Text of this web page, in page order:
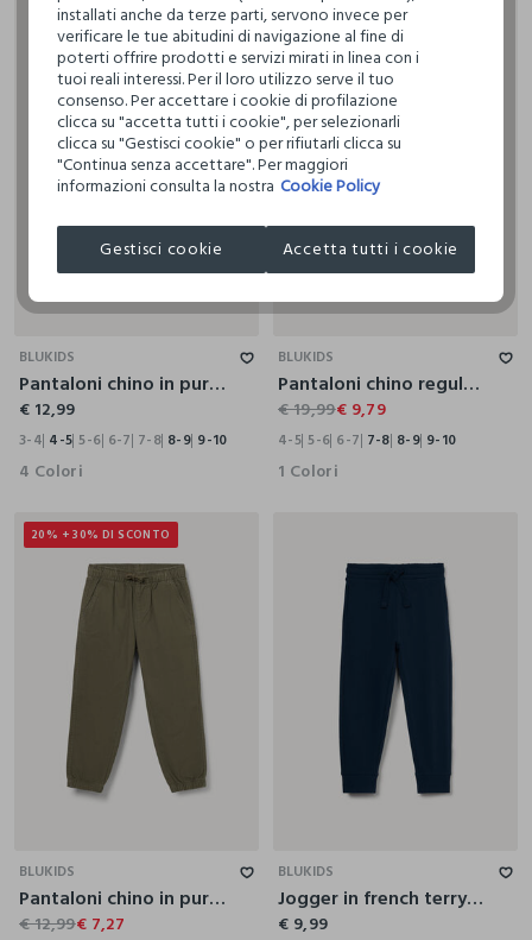
3-4 4-5 5-6 6-7 7-8 8-9 9-10
BLUKIDS
Pantaloni chino in puro cotone bambino
€ 12,99
3-4 4-5 5-6 6-7 7-8 8-9 9-10
4 Colori
30% + 30% DI SCONTO
4-5 5-6 6-7 7-8 8-9 9-10
BLUKIDS
Pantaloni chino regular fit bambino
€ 19,99€ 9,79
4-5 5-6 6-7 7-8 8-9 9-10
1 Colori
20% + 30% DI SCONTO
BLUKIDS
Pantaloni chino in puro cotone bambino
€ 12,99€ 7,27
BLUKIDS
Jogger in french terry di puro cotone bambino
€ 9,99
installati anche da terze parti, servono invece per
verificare le tue abitudini di navigazione al fine di
poterti offrire prodotti e servizi mirati in linea con i
tuoi reali interessi. Per il loro utilizzo serve il tuo
consenso. Per accettare i cookie di profilazione
clicca su "accetta tutti i cookie", per selezionarli
clicca su "Gestisci cookie" o per rifiutarli clicca su
"Continua senza accettare". Per maggiori
informazioni consulta la nostra Cookie Policy
Gestisci cookie Accetta tutti i cookie